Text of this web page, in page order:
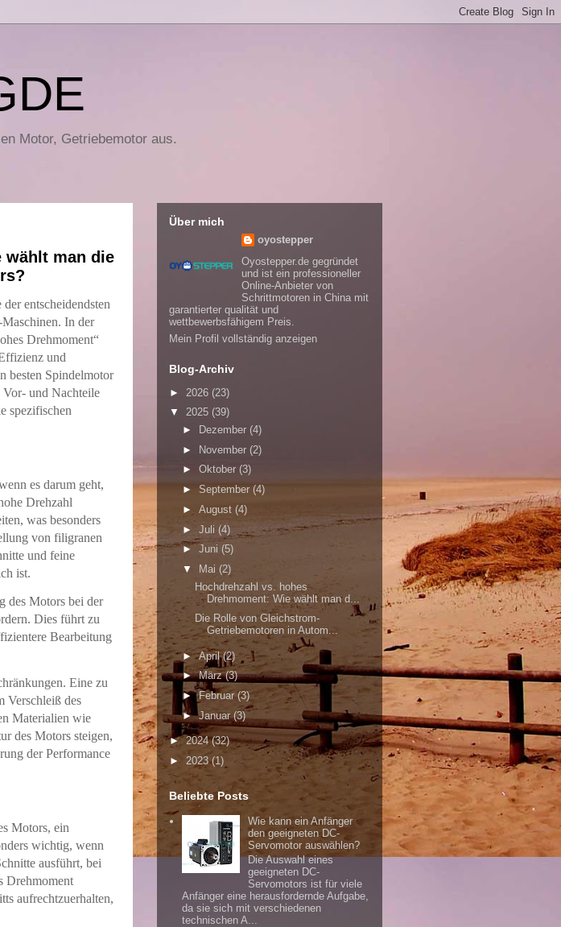
Motor, Getriebemotor aus.
wählt man die
der entscheidendsten
In der
Drehmoment“
und
besten Spindelmotor
Vor- und Nachteile
spezifischen
es darum geht,
Drehzahl
was besonders
von filigranen
und feine
ist.
des Motors bei der
Dies führt zu
Bearbeitung
Eine zu
Verschleiß des
Materialien wie
des Motors steigen,
der Performance
Motors, ein
wichtig, wenn
ausführt, bei
Drehmoment
aufrechtzuerhalten,
Über mich
oyostepper
Oyostepper.de gegründet
und ist ein professioneller
Online-Anbieter von
Schrittmotoren in China mit
garantierter qualität und
wettbewerbsfähigem Preis.
Mein Profil vollständig anzeigen
Blog-Archiv
► 2026 (23)
▼ 2025 (39)
►
Dezember (4)
► November (2)
► Oktober (3)
► September (4)
► August (4)
► Juli (4)
► Juni (5)
▼
Mai (2)
Hochdrehzahl vs. hohes
Drehmoment: Wie wählt man d...
Die Rolle von Gleichstrom-
Getriebemotoren in Autom...
►April(2)
►März(3)
►Februar(3)
►Januar(3)
►2024(32)
► 2023(1)
Beliebte Posts
Wie kann ein Anfänger
den geeigneten DC-
Servomotor auswählen?
Die Auswahl eines
geeigneten DC-
Servomotors ist für viele
Anfänger eine herausfordernde Aufgabe,
da sie sich mit verschiedenen
technischen A...